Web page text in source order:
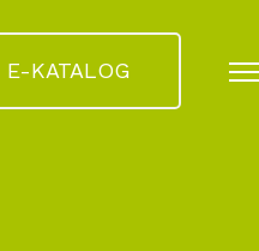
E-KATALOG